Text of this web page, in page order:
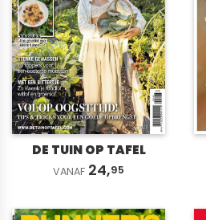
DE TUIN OP TAFEL
VANAF 24,95